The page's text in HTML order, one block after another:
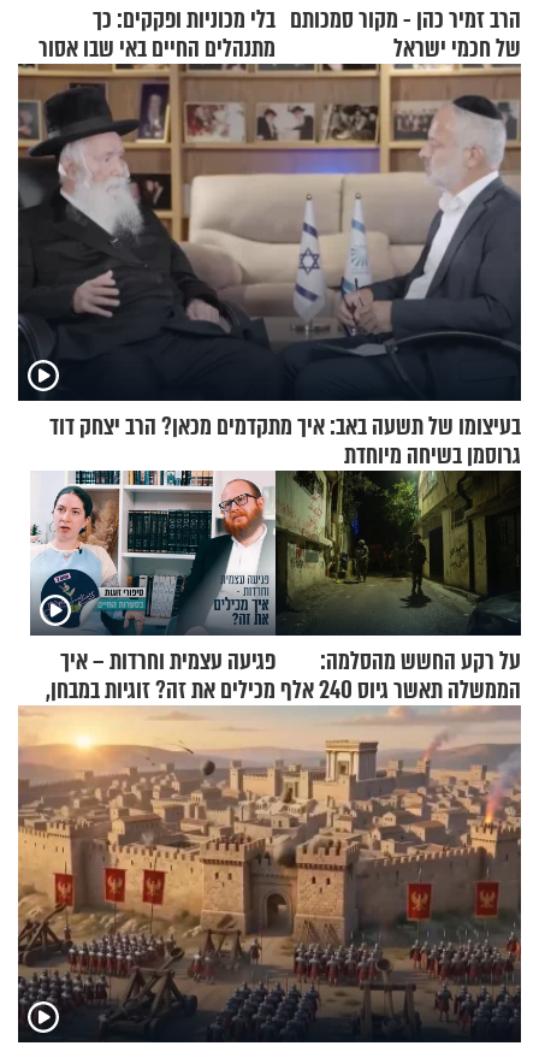
הרב זמיר כהן - מקור סמכותם
של חכמי ישראל
בלי מכוניות ופקקים: כך
מתנהלים החיים באי שבו אסור
לנהוג כבר יותר מ-120 שנה
בעיצומו של תשעה באב: איך מתקדמים מכאן? הרב יצחק דוד
גרוסמן בשיחה מיוחדת
על רקע החשש מהסלמה:
הממשלה תאשר גיוס 240 אלף
אנשי מילואים
פגיעה עצמית וחרדות – איך
מכילים את זה? זוגיות במבחן,
הפעם עם יהודית ואלתר כהן